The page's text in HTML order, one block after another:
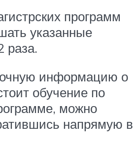
программ
указанные
раза.
информацию о
обучение по
можно
напрямую в